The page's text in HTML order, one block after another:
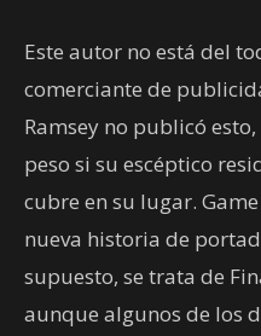
Este autor no está del
comerciante de
Ramsey no publicó
peso si su escéptico
cubre en su lugar.
nueva historia de
supuesto, se trata de
aunque algunos de los